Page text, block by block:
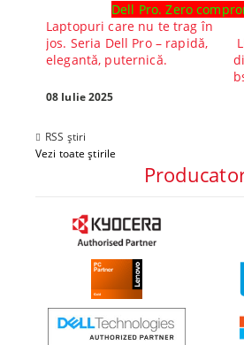
Dell Pro. Zero
Laptopuri care nu te trag în
jos. Seria Dell Pro – rapidă,
elegantă, puternică.
08 Iulie 2025
RSS știri
Vezi toate știrile